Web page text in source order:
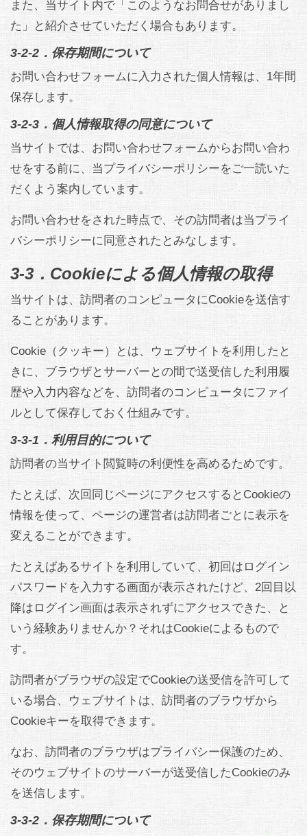
また、当サイト内で「このようなお問合せがありまし
た」と紹介させていただく場合もあります。
3-2-2．保存期間について
お問い合わせフォームに入力された個人情報は、1年間
保存します。
3-2-3．個人情報取得の同意について
当サイトでは、お問い合わせフォームからお問い合わ
せをする前に、当プライバシーポリシーをご一読いた
だくよう案内しています。
お問い合わせをされた時点で、その訪問者は当プライ
バシーポリシーに同意されたとみなします。
3-3．Cookieによる個人情報の取得
当サイトは、訪問者のコンピュータにCookieを送信す
ることがあります。
Cookie（クッキー）とは、ウェブサイトを利用したと
きに、ブラウザとサーバーとの間で送受信した利用履
歴や入力内容などを、訪問者のコンピュータにファイ
ルとして保存しておく仕組みです。
3-3-1．利用目的について
訪問者の当サイト閲覧時の利便性を高めるためです。
たとえば、次回同じページにアクセスするとCookieの
情報を使って、ページの運営者は訪問者ごとに表示を
変えることができます。
たとえばあるサイトを利用していて、初回はログイン
パスワードを入力する画面が表示されたけど、2回目以
降はログイン画面は表示されずにアクセスできた、と
いう経験ありませんか？それはCookieによるもので
す。
訪問者がブラウザの設定でCookieの送受信を許可して
いる場合、ウェブサイトは、訪問者のブラウザから
Cookieキーを取得できます。
なお、訪問者のブラウザはプライバシー保護のため、
そのウェブサイトのサーバーが送受信したCookieのみ
を送信します。
3-3-2．保存期間について